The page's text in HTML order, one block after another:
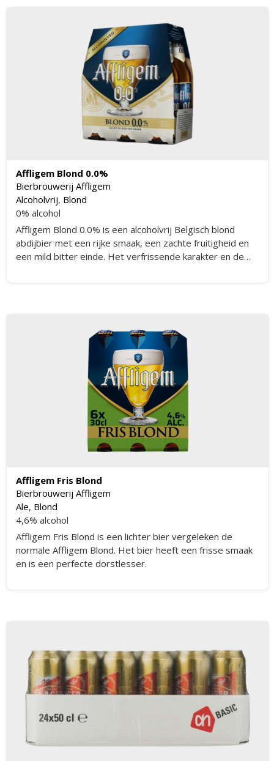
Affligem Blond 0.0%
Bierbrouwerij Affligem
Alcoholvrij, Blond
0% alcohol
Affligem Blond 0.0% is een alcoholvrij Belgisch blond
abdijbier met een rijke smaak, een zachte fruitigheid en
een mild bitter einde. Het verfrissende karakter en de
Affligem Fris Blond
Bierbrouwerij Affligem
Ale, Blond
4,6% alcohol
Affligem Fris Blond is een lichter bier vergeleken de
normale Affligem Blond. Het bier heeft een frisse smaak
en is een perfecte dorstlesser.